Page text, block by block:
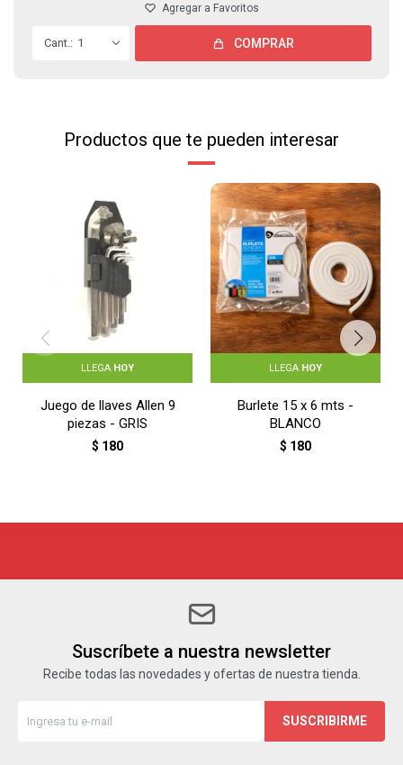
1 COMPRAR
Productos que te pueden interesar
LLEGA HOY
Juego de llaves Allen 9
piezas - GRIS
$ 180
LLEGA HOY
Burlete 15 x 6 mts -
BLANCO
$ 180
Suscríbete a nuestra newsletter
Recibe todas las novedades y ofertas de nuestra tienda.
SUSCRIBIRME